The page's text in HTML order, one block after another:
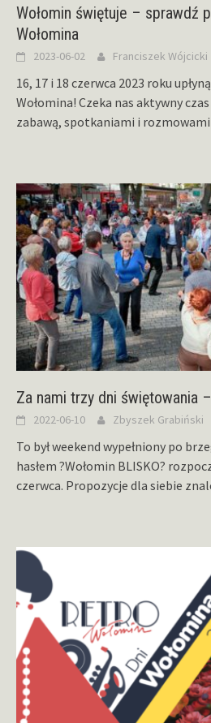
Wołomin świętuje – sprawdź
Wołomina
2023-06-02 Franciszek Wójcicki
16, 17 i 18 czerwca 2023 roku
Wołomina! Czeka nas aktywny
zabawą, spotkaniami i rozmowami
Za nami trzy dni świętowania
2022-06-10 Zbyszek Grabiński
To był weekend wypełniony po
hasłem ?Wołomin BLISKO?
czerwca. Propozycje dla siebie